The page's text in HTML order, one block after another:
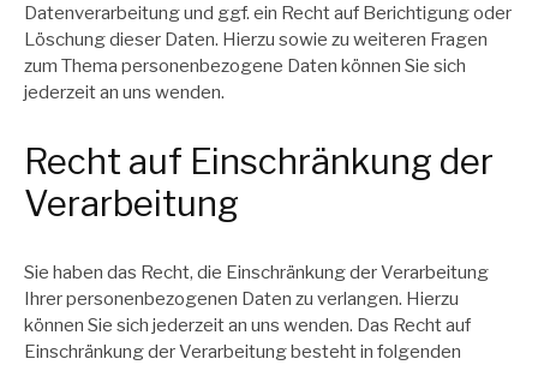
Datenverarbeitung und ggf. ein Recht auf Berichtigung oder
Löschung dieser Daten. Hierzu sowie zu weiteren Fragen
zum Thema personenbezogene Daten können Sie sich
jederzeit an uns wenden.
Recht auf Einschränkung der
Verarbeitung
Sie haben das Recht, die Einschränkung der Verarbeitung
Ihrer personenbezogenen Daten zu verlangen. Hierzu
können Sie sich jederzeit an uns wenden. Das Recht auf
Einschränkung der Verarbeitung besteht in folgenden